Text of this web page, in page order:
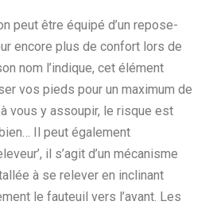
peut être équipé d’un repose-
encore plus de confort lors de
nom l’indique, cet élément
vos pieds pour un maximum de
vous y assoupir, le risque est
Il peut également
il s’agit d’un mécanisme
à se relever en inclinant
le fauteuil vers l’avant. Les